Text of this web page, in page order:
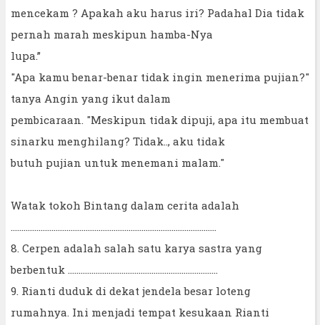
mencekam ? Apakah aku harus iri? Padahal Dia tidak
pernah marah meskipun hamba-Nya
lupa.”
"Apa kamu benar-benar tidak ingin menerima pujian?"
tanya Angin yang ikut dalam
pembicaraan. "Meskipun tidak dipuji, apa itu membuat
sinarku menghilang? Tidak.., aku tidak
butuh pujian untuk menemani malam."
Watak tokoh Bintang dalam cerita adalah
................................................................................................
8. Cerpen adalah salah satu karya sastra yang
berbentuk ......................................................................
9. Rianti duduk di dekat jendela besar loteng
rumahnya. Ini menjadi tempat kesukaan Rianti